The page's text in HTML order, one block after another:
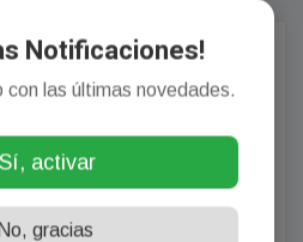
Notificaciones!
con las últimas novedades.
activar
gracias